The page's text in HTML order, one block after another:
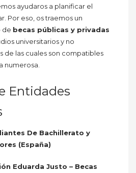
ayudaros a planificar el
Por eso, os traemos un
de becas públicas y privadas
universitarios y no
de las cuales son compatibles
numerosa.
Entidades
De Bachillerato y
(España)
Eduarda Justo – Becas